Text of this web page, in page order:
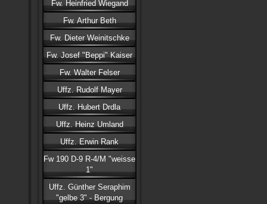
Fw. Heinfried Wiegand
Fw. Arthur Beth
Fw. Dieter Weinitschke
Fw. Josef "Beppi" Kaiser
Fw. Walter Felser
Uffz. Rudolf Mayer
Uffz. Hubert Drdla
Uffz. Heinz Umland
Uffz. Erwin Rank
Fw 190 D-9 R-4/M "weisse
1"
Uffz. Günther Seraphim
"gelbe 3" - Bergung